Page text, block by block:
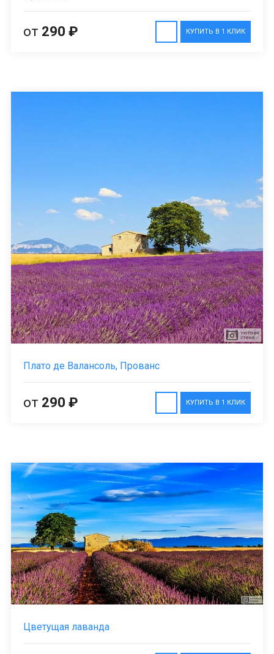
КУПИТЬ В 1 КЛИК
от 290 ₽
Плато де Валансоль, Прованс
КУПИТЬ В 1 КЛИК
от 290 ₽
Цветущая лаванда